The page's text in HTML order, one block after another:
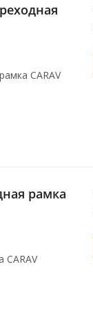
CARAV
CARAV